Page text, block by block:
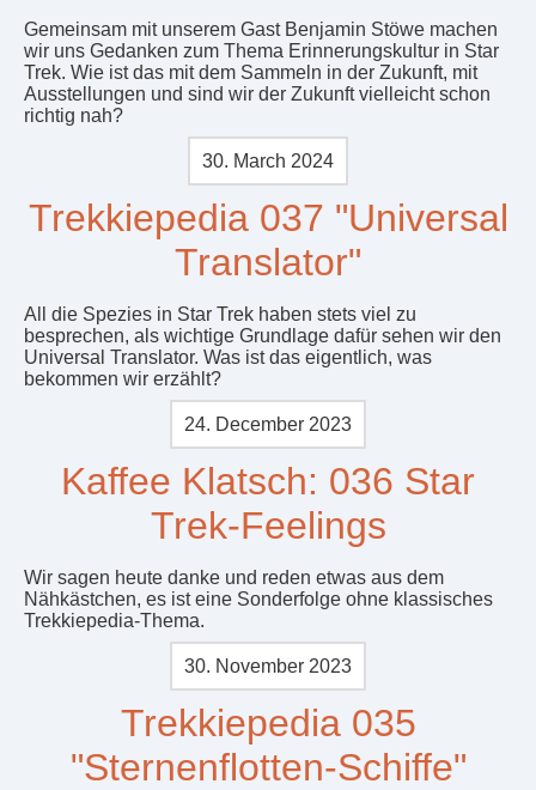
Gemeinsam mit unserem Gast Benjamin Stöwe machen
wir uns Gedanken zum Thema Erinnerungskultur in Star
Trek. Wie ist das mit dem Sammeln in der Zukunft, mit
Ausstellungen und sind wir der Zukunft vielleicht schon
richtig nah?
30. March 2024
Trekkiepedia 037 "Universal
Translator"
All die Spezies in Star Trek haben stets viel zu
besprechen, als wichtige Grundlage dafür sehen wir den
Universal Translator. Was ist das eigentlich, was
bekommen wir erzählt?
24. December 2023
Kaffee Klatsch: 036 Star
Trek-Feelings
Wir sagen heute danke und reden etwas aus dem
Nähkästchen, es ist eine Sonderfolge ohne klassisches
Trekkiepedia-Thema.
30. November 2023
Trekkiepedia 035
"Sternenflotten-Schiffe"